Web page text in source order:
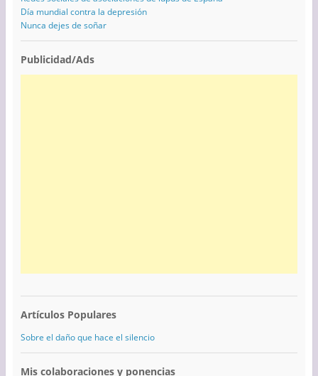
Día mundial contra la depresión
Nunca dejes de soñar
Publicidad/Ads
Artículos Populares
Sobre el daño que hace el silencio
Mis colaboraciones y ponencias